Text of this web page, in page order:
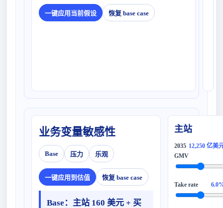
一键应用当前假设 恢复 base case
业务变量敏感性
Base 压力 乐观
一键应用到估值 恢复 base case
Base：主站 160 美元 + 买
主站
2035 12,250 亿美